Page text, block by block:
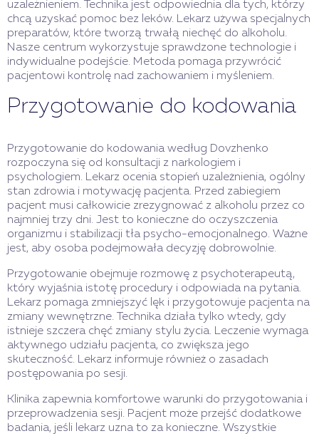
uzależnieniem. Technika jest odpowiednia dla tych, którzy
chcą uzyskać pomoc bez leków. Lekarz używa specjalnych
preparatów, które tworzą trwałą niechęć do alkoholu.
Nasze centrum wykorzystuje sprawdzone technologie i
indywidualne podejście. Metoda pomaga przywrócić
pacjentowi kontrolę nad zachowaniem i myśleniem.
Przygotowanie do kodowania
Przygotowanie do kodowania według Dovzhenko
rozpoczyna się od konsultacji z narkologiem i
psychologiem. Lekarz ocenia stopień uzależnienia, ogólny
stan zdrowia i motywację pacjenta. Przed zabiegiem
pacjent musi całkowicie zrezygnować z alkoholu przez co
najmniej trzy dni. Jest to konieczne do oczyszczenia
organizmu i stabilizacji tła psycho-emocjonalnego. Ważne
jest, aby osoba podejmowała decyzję dobrowolnie.
Przygotowanie obejmuje rozmowę z psychoterapeutą,
który wyjaśnia istotę procedury i odpowiada na pytania.
Lekarz pomaga zmniejszyć lęk i przygotowuje pacjenta na
zmiany wewnętrzne. Technika działa tylko wtedy, gdy
istnieje szczera chęć zmiany stylu życia. Leczenie wymaga
aktywnego udziału pacjenta, co zwiększa jego
skuteczność. Lekarz informuje również o zasadach
postępowania po sesji.
Klinika zapewnia komfortowe warunki do przygotowania i
przeprowadzenia sesji. Pacjent może przejść dodatkowe
badania, jeśli lekarz uzna to za konieczne. Wszystkie